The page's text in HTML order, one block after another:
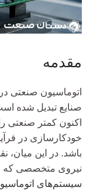
مقدمه
اتوماسیون صنعتی
صنایع تبدیل شده
اکنون کمتر صنعتی
خودکارسازی در
باشد. در این میان،
نیروی متخصصی که
سیستم‌های